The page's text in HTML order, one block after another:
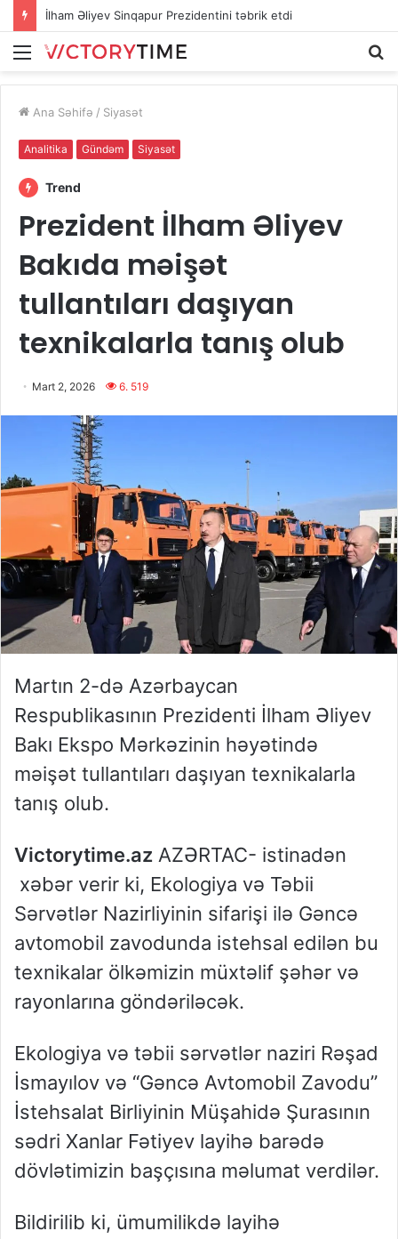
Menu
Ana Səhifə / Siyasət
Analitika Gündəm Siyasət
Trend
Prezident İlham Əliyev
Bakıda məişət
tullantıları daşıyan
texnikalarla tanış olub
Mart 2, 2026 6. 519
Martın 2-də Azərbaycan
Respublikasının Prezidenti İlham Əliyev
Bakı Ekspo Mərkəzinin həyətində
məişət tullantıları daşıyan texnikalarla
tanış olub.
Victorytime.az AZƏRTAC- istinadən
xəbər verir ki, Ekologiya və Təbii
Sərvətlər Nazirliyinin sifarişi ilə Gəncə
avtomobil zavodunda istehsal edilən bu
texnikalar ölkəmizin müxtəlif şəhər və
rayonlarına göndəriləcək.
Ekologiya və təbii sərvətlər naziri Rəşad
İsmayılov və “Gəncə Avtomobil Zavodu”
İstehsalat Birliyinin Müşahidə Şurasının
sədri Xanlar Fətiyev layihə barədə
dövlətimizin başçısına məlumat verdilər.
Bildirilib ki, ümumilikdə layihə